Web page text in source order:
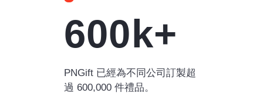
600k+
PNGift 已經為不同公司訂製超
過 600,000 件禮品。